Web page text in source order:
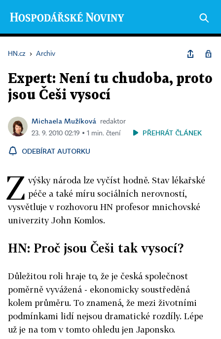
HN.cz › Archiv
Expert: Není tu chudoba, proto
jsou Češi vysocí
Michaela Mužíková
redaktor
23. 9. 2010 02:19 ▪ 1 min. čtení
PŘEHRÁT ČLÁNEK
ODEBÍRAT AUTORKU
Z výšky národa lze vyčíst hodně. Stav lékařské
péče a také míru sociálních nerovností,
vysvětluje v rozhovoru HN profesor mnichovské
univerzity John Komlos.
HN: Proč jsou Češi tak vysocí?
Důležitou roli hraje to, že je česká společnost
poměrně vyvážená - ekonomicky soustředěná
kolem průměru. To znamená, že mezi životními
podmínkami lidí nejsou dramatické rozdíly. Lépe
už je na tom v tomto ohledu jen Japonsko.